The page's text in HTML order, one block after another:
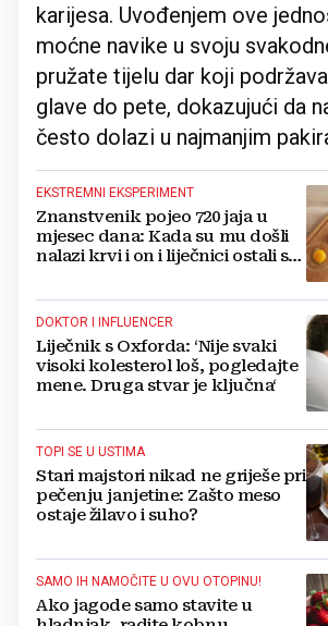
karijesa. Uvođenjem ove
moćne navike u svoju
pružate tijelu dar koji
glave do pete, dokazujući da
često dolazi u najmanjim
EKSTREMNI EKSPERIMENT
Znanstvenik pojeo 720 jaja u
mjesec dana: Kada su mu došli
nalazi krvi i on i liječnici ostali su
DOKTOR I INFLUENCER
Liječnik s Oxforda: ‘Nije svaki
visoki kolesterol loš, pogledajte
mene. Druga stvar je ključna‘
TOPI SE U USTIMA
Stari majstori nikad ne griješe pri
pečenju janjetine: Zašto meso
ostaje žilavo i suho?
SAMO IH NAMOČITE U OVU OTOPINU!
Ako jagode samo stavite u